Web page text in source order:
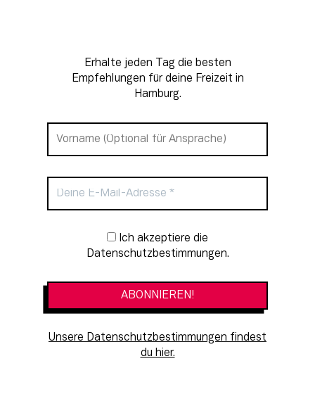
Erhalte jeden Tag die besten
Empfehlungen für deine Freizeit in
Hamburg.
Newsletter-Anmeldung
Datenschutzbestimmungen.
Unsere Datenschutzbestimmungen findest
du hier.